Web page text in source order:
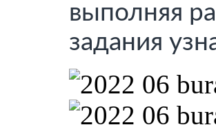
выполняя
задания